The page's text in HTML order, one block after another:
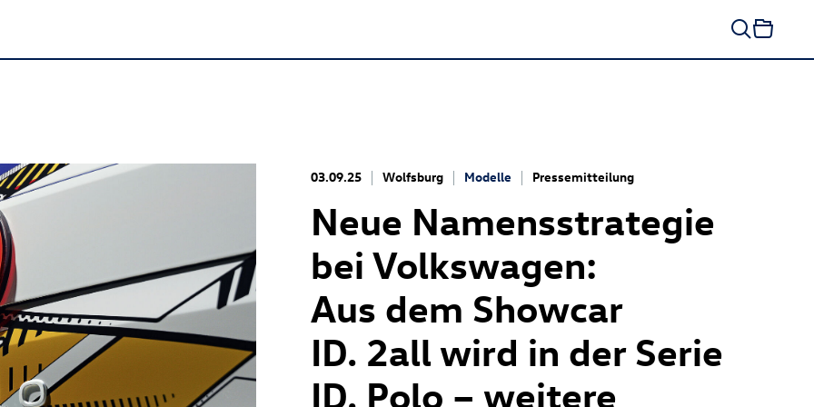
03.09.25 Wolfsburg Modelle Pressemitteilung
Neue Namensstrategie
bei Volkswagen:
Aus dem Showcar
ID. 2allwird in der Serie
ID. Polo – weitere